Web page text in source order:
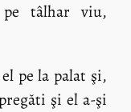
tâlhar viu,
pe la palat şi,
şi el a-şi